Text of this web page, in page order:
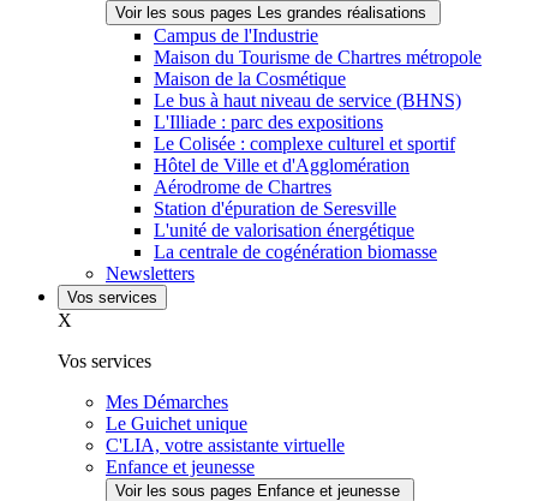
Voir les sous pages Les grandes réalisations
Campus de l'Industrie
Maison du Tourisme de Chartres métropole
Maison de la Cosmétique
Le bus à haut niveau de service (BHNS)
L'Illiade : parc des expositions
Le Colisée : complexe culturel et sportif
Hôtel de Ville et d'Agglomération
Aérodrome de Chartres
Station d'épuration de Seresville
L'unité de valorisation énergétique
La centrale de cogénération biomasse
Newsletters
Vos services
X
Vos services
Mes Démarches
Le Guichet unique
C'LIA, votre assistante virtuelle
Enfance et jeunesse
Voir les sous pages Enfance et jeunesse